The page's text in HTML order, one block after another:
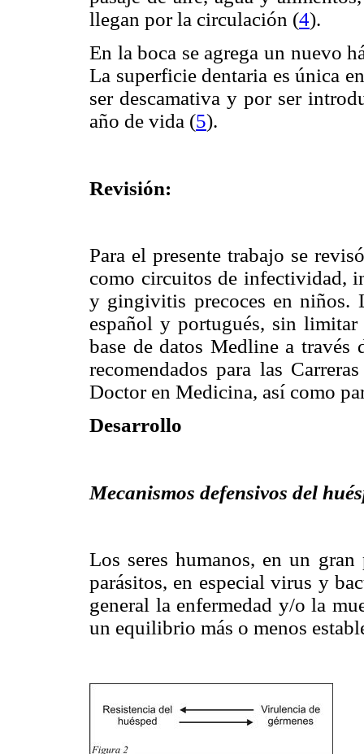
llegan por la circulación (4).
En la boca se agrega un nuevo
La superficie dentaria es única
ser descamativa y por ser
año de vida (5).
Revisión:
Para el presente trabajo se
como circuitos de infectividad,
y gingivitis precoces en niños.
español y portugués, sin
base de datos Medline a
recomendados para las
Doctor en Medicina, así como
Desarrollo
Mecanismos defensivos del
Los seres humanos, en un gran
parásitos, en especial virus y
general la enfermedad y/o la
un equilibrio más o menos